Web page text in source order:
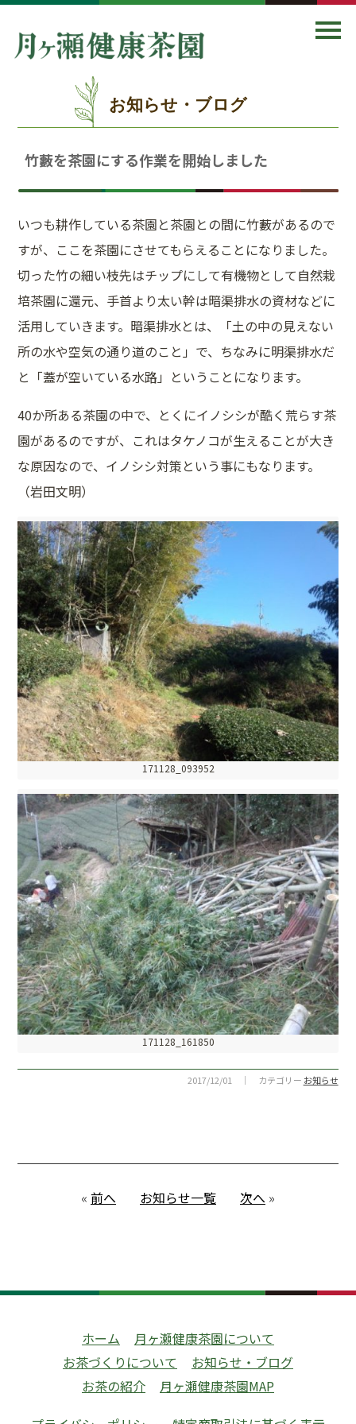
お知らせ・ブログ
竹藪を茶園にする作業を開始しました
いつも耕作している茶園と茶園との間に竹藪があるので
すが、ここを茶園にさせてもらえることになりました。
切った竹の細い枝先はチップにして有機物として自然栽
培茶園に還元、手首より太い幹は暗渠排水の資材などに
活用していきます。暗渠排水とは、「土の中の見えない
所の水や空気の通り道のこと」で、ちなみに明渠排水だ
と「蓋が空いている水路」ということになります。
40か所ある茶園の中で、とくにイノシシが酷く荒らす茶
園があるのですが、これはタケノコが生えることが大き
な原因なので、イノシシ対策という事にもなります。
（岩田文明）
171128_093952
171128_161850
2017/12/01 ｜ カテゴリー お知らせ
« 前へ お知らせ一覧 次へ »
ホーム
月ヶ瀬健康茶園について
お茶づくりについて
お知らせ・ブログ
お茶の紹介
月ヶ瀬健康茶園MAP